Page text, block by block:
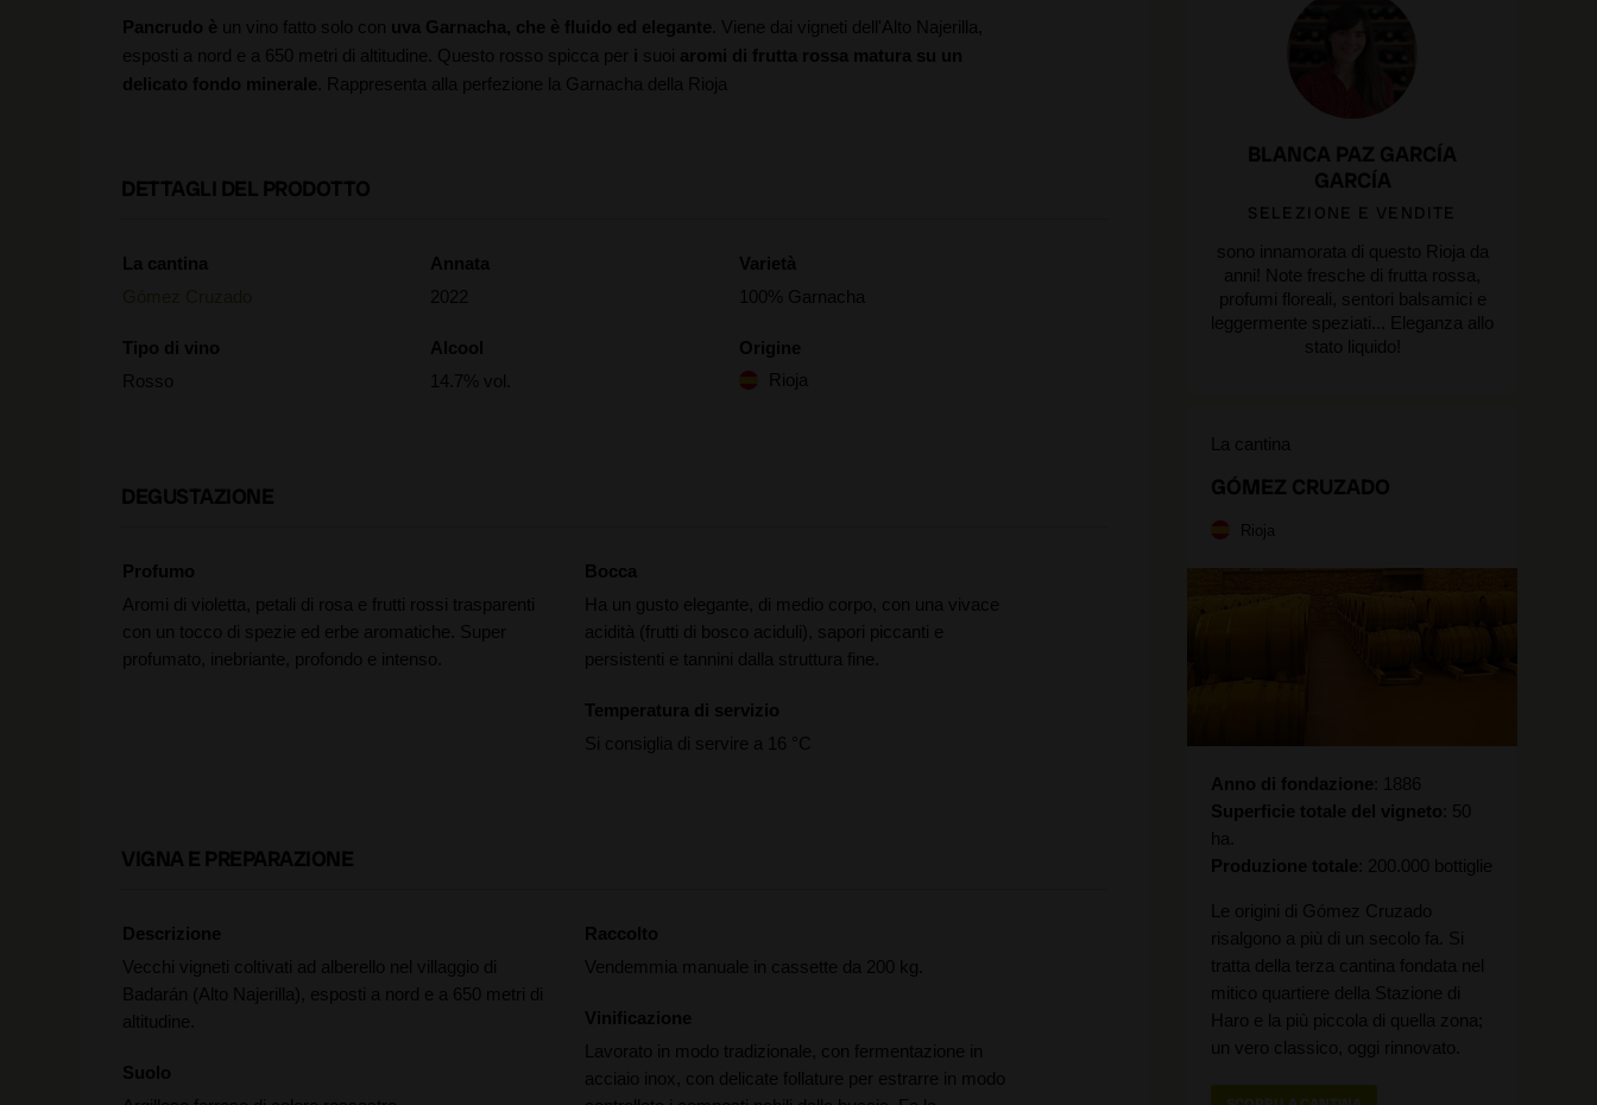
Pancrudo è un vino fatto solo con uva Garnacha, che è fluido ed elegante . Viene dai vigneti dell'Alto Najerilla,
esposti a nord e a 650 metri di altitudine. Questo rosso spicca per i suoi aromi di frutta rossa matura su un
delicato fondo minerale . Rappresenta alla perfezione la Garnacha della Rioja
DETTAGLI DEL PRODOTTO
La cantina
Tipo di vino
Rosso
Annata
2022
Alcool
14.7% vol.
Varietà
100% Garnacha
Origine
Rioja
DEGUSTAZIONE
Profumo
Aromi di violetta, petali di rosa e frutti rossi trasparenti
con un tocco di spezie ed erbe aromatiche. Super
profumato, inebriante, profondo e intenso.
Bocca
Ha un gusto elegante, di medio corpo, con una vivace
acidità (frutti di bosco aciduli), sapori piccanti e
persistenti e tannini dalla struttura fine.
Temperatura di servizio
Si consiglia di servire a 16 °C
VIGNA E PREPARAZIONE
Descrizione
Vecchi vigneti coltivati ad alberello nel villaggio di
Badarán (Alto Najerilla), esposti a nord e a 650 metri di
altitudine.
Suolo
Raccolto
Vendemmia manuale in cassette da 200 kg.
Vinificazione
Lavorato in modo tradizionale, con fermentazione in
acciaio inox, con delicate follature per estrarre in modo
BLANCA PAZ GARCÍA
GARCÍA
SELEZIONE E VENDITE
sono innamorata di questo Rioja da
anni! Note fresche di frutta rossa,
profumi floreali, sentori balsamici e
leggermente speziati... Eleganza allo
stato liquido!
La cantina
GÓMEZ CRUZADO
Rioja
Anno di fondazione
1886
Superficie totale del vigneto 50
ha.
Produzione totale
200.000 bottiglie
Le origini di Gómez Cruzado
risalgono a più di un secolo fa. Si
tratta della terza cantina fondata nel
mitico quartiere della Stazione di
Haro e la più piccola di quella zona;
un vero classico, oggi rinnovato.